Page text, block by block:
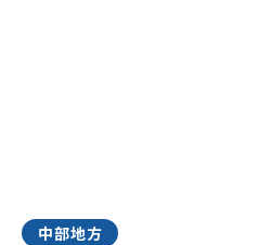
中部地方